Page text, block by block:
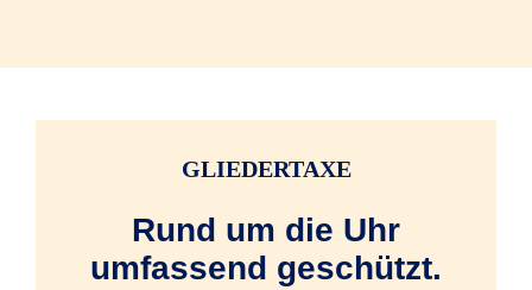
Infektionen durch Zeckenstiche
GLIEDERTAXE
Rund um die Uhr
umfassend geschützt.